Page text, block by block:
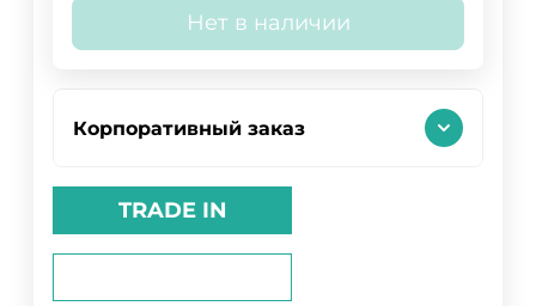
Нет в наличии
Корпоративный заказ
TRADE IN